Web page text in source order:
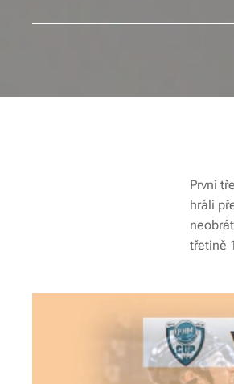
První
hráli
třetině